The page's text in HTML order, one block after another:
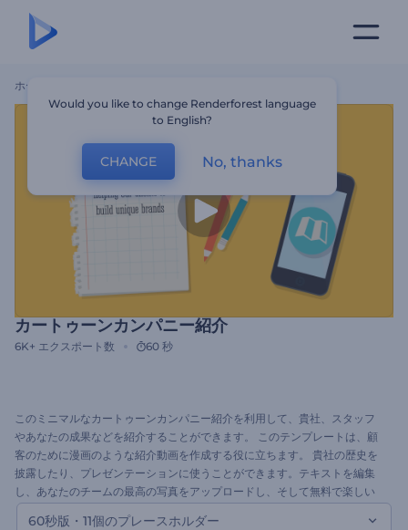
ホーム
カートゥーンカンパニー紹介
6K+ エクスポート数 60 秒
このミニマルなカートゥーンカンパニー紹介を利用して、貴社、スタッフ
やあなたの成果などを紹介することができます。 このテンプレートは、顧
客のために漫画のような紹介動画を作成する役に立ちます。 貴社の歴史を
披露したり、プレゼンテーションに使うことができます。テキストを編集
し、あなたのチームの最高の写真をアップロードし、そして無料で楽しい
動画をお楽しみください。 今すぐ試しましょう！
60秒版・11個のプレースホルダー
Would you like to change Renderforest language
to English?
CHANGE No, thanks